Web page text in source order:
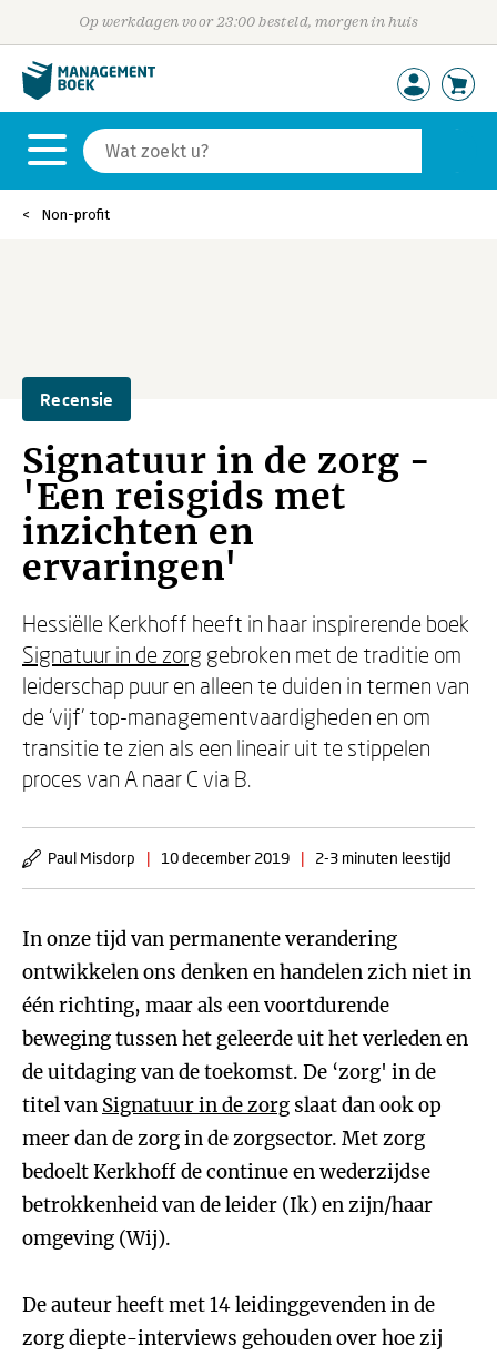
Op werkdagen voor 23:00 besteld, morgen in huis
Non-profit
Recensie
Signatuur in de zorg -
'Een reisgids met
inzichten en
ervaringen'
Hessiëlle Kerkhoff heeft in haar inspirerende boek
Signatuur in de zorg gebroken met de traditie om
leiderschap puur en alleen te duiden in termen van
de ‘vijf' top-managementvaardigheden en om
transitie te zien als een lineair uit te stippelen
proces van A naar C via B.
Paul Misdorp | 10 december 2019 | 2-3 minuten leestijd
In onze tijd van permanente verandering
ontwikkelen ons denken en handelen zich niet in
één richting, maar als een voortdurende
beweging tussen het geleerde uit het verleden en
de uitdaging van de toekomst. De ‘zorg' in de
titel van Signatuur in de zorg slaat dan ook op
meer dan de zorg in de zorgsector. Met zorg
bedoelt Kerkhoff de continue en wederzijdse
betrokkenheid van de leider (Ik) en zijn/haar
omgeving (Wij).
De auteur heeft met 14 leidinggevenden in de
zorg diepte-interviews gehouden over hoe zij